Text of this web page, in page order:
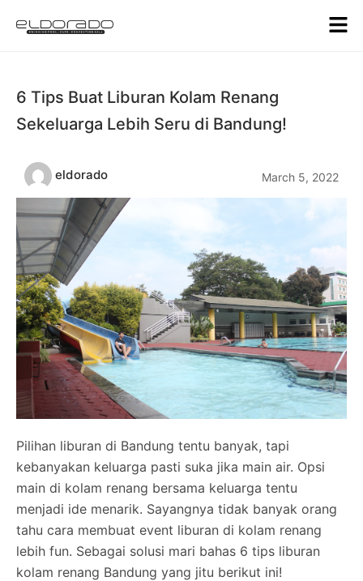
6 Tips Buat Liburan Kolam Renang
Sekeluarga Lebih Seru di Bandung!
eldorado March 5, 2022
Pilihan liburan di Bandung tentu banyak, tapi
kebanyakan keluarga pasti suka jika main air. Opsi
main di kolam renang bersama keluarga tentu
menjadi ide menarik. Sayangnya tidak banyak orang
tahu cara membuat event liburan di kolam renang
lebih fun. Sebagai solusi mari bahas 6 tips liburan
kolam renang Bandung yang jitu berikut ini!